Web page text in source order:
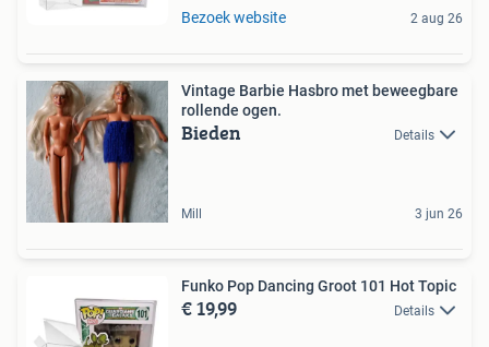
Bezoek website 2 aug 26
Vintage Barbie Hasbro met beweegbare
rollende ogen.
Bieden Details
Mill 3 jun 26
Funko Pop Dancing Groot 101 Hot Topic
€ 19,99 Details